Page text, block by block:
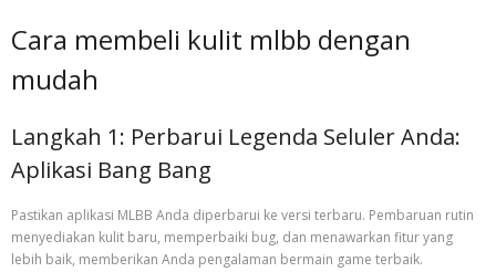
Cara membeli kulit mlbb dengan
mudah
Langkah 1: Perbarui Legenda Seluler Anda:
Aplikasi Bang Bang
Pastikan aplikasi MLBB Anda diperbarui ke versi terbaru. Pembaruan rutin
menyediakan kulit baru, memperbaiki bug, dan menawarkan fitur yang
lebih baik, memberikan Anda pengalaman bermain game terbaik.